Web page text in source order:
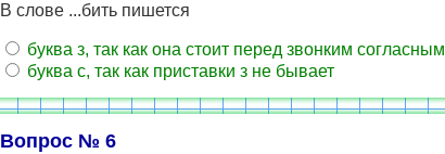
В слове ...бить пишется
буква з, так как она стоит перед звонким согласным
буква с, так как приставки з не бывает
Вопрос № 6